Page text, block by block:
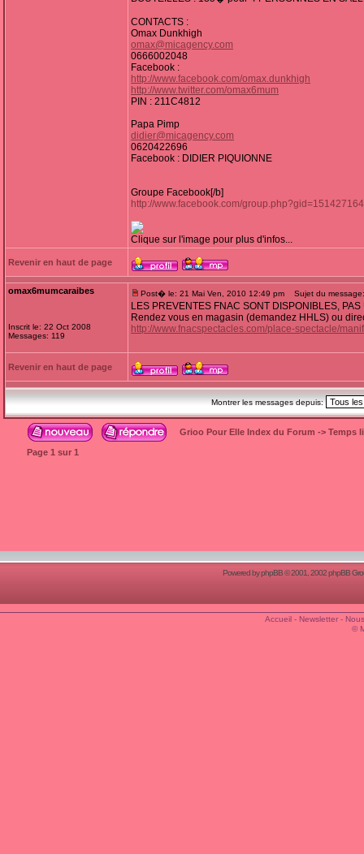
CONTACTS :
Omax Dunkhigh
omax@micagency.com
0666002048
Facebook :
http://www.facebook.com/omax.dunkhigh
http://www.twitter.com/omax6mum
PIN : 211C4812
Papa Pimp
didier@micagency.com
0620422696
Facebook : DIDIER PIQUIONNE
Groupe Facebook[/b]
http://www.facebook.com/
Clique sur l'image pour plus d'infos...
Revenir en haut de page
omax6mumcaraibes
Inscrit le: 22 Oct 2008
Messages: 119
Post� le: 21 Mai Ven, 2010 12:49 pm Sujet du message:
LES PREVENTES FNAC SONT DISPONIBLES,
Rendez vous en magasin (demandez HHLS) ou
http://www.fnacspectacles.com/place-spectacle/
Revenir en haut de page
Montrer les messages depuis:
Grioo Pour Elle Index du Forum -> Temps
Page 1 sur 1
Powered byphpBB© 2001, 2002 phpBB
Accueil- Newsletter-
©